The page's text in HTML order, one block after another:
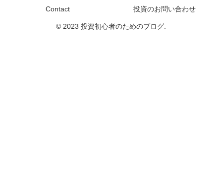
Contact
投資のお問い合わせ
© 2023 投資初心者のためのブログ.